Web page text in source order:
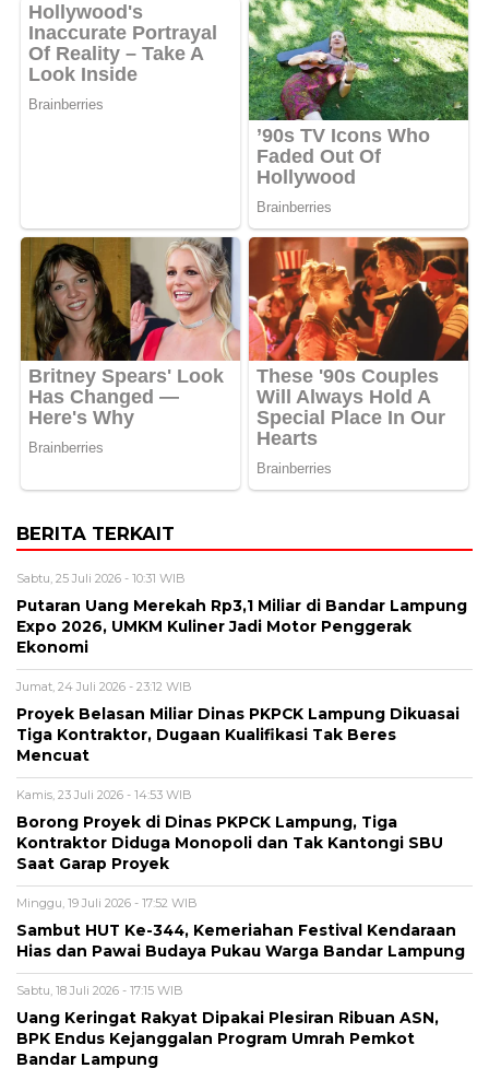
BERITA TERKAIT
Sabtu, 25 Juli 2026 - 10:31 WIB
Putaran Uang Merekah Rp3,1 Miliar di Bandar Lampung
Expo 2026, UMKM Kuliner Jadi Motor Penggerak
Ekonomi
Jumat, 24 Juli 2026 - 23:12 WIB
Proyek Belasan Miliar Dinas PKPCK Lampung Dikuasai
Tiga Kontraktor, Dugaan Kualifikasi Tak Beres
Mencuat
Kamis, 23 Juli 2026 - 14:53 WIB
Borong Proyek di Dinas PKPCK Lampung, Tiga
Kontraktor Diduga Monopoli dan Tak Kantongi SBU
Saat Garap Proyek
Minggu, 19 Juli 2026 - 17:52 WIB
Sambut HUT Ke-344, Kemeriahan Festival Kendaraan
Hias dan Pawai Budaya Pukau Warga Bandar Lampung
Sabtu, 18 Juli 2026 - 17:15 WIB
Uang Keringat Rakyat Dipakai Plesiran Ribuan ASN,
BPK Endus Kejanggalan Program Umrah Pemkot
Bandar Lampung